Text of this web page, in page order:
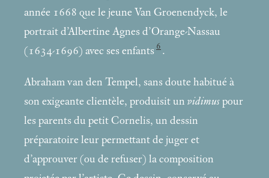
année 1668 que le jeune Van Groenendyck, le
portrait d’Albertine Agnes d’Orange-Nassau
(1634-1696) avec ses enfants 6 .
Abraham van den Tempel, sans doute habitué à
son exigeante clientèle, produisit un vidimus pour
les parents du petit Cornelis, un dessin
préparatoire leur permettant de juger et
d’approuver (ou de refuser) la composition